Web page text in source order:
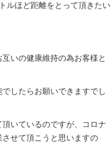
ルほど距離をとって頂きたい
いの健康維持の為お客様と
したらお願いできますでし
いているのですが、コロナ
せて頂こうと思いますの